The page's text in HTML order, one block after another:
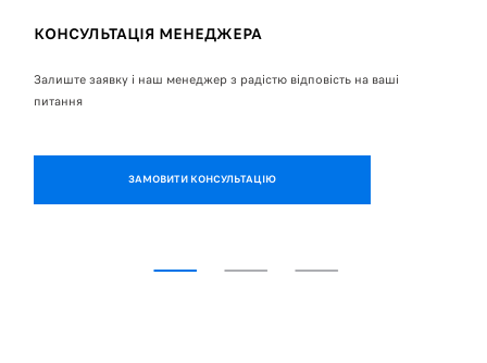
КОНСУЛЬТАЦІЯ МЕНЕДЖЕРА
Залиште заявку і наш менеджер з радістю відповість на ваші
питання
ЗАМОВИТИ КОНСУЛЬТАЦІЮ